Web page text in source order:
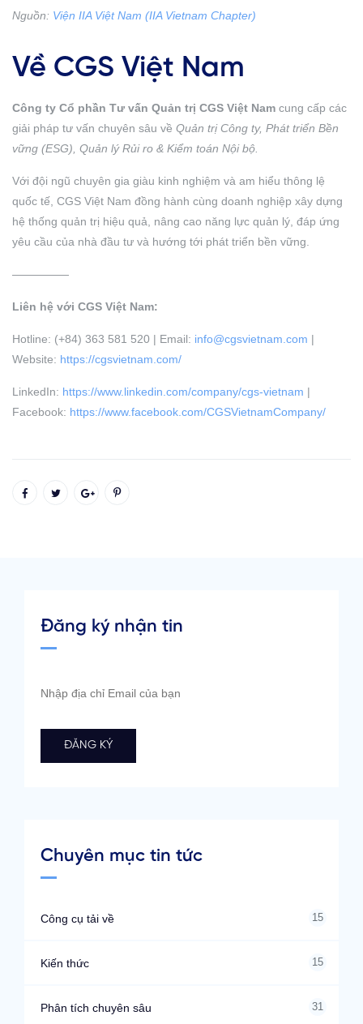
Nguồn: Viện IIA Việt Nam (IIA Vietnam Chapter)
Về CGS Việt Nam
Công ty Cổ phần Tư vấn Quản trị CGS Việt Nam cung cấp các
giải pháp tư vấn chuyên sâu về Quản trị Công ty, Phát triển Bền
vững (ESG), Quản lý Rủi ro & Kiểm toán Nội bộ.
Với đội ngũ chuyên gia giàu kinh nghiệm và am hiểu thông lệ
quốc tế, CGS Việt Nam đồng hành cùng doanh nghiệp xây dựng
hệ thống quản trị hiệu quả, nâng cao năng lực quản lý, đáp ứng
yêu cầu của nhà đầu tư và hướng tới phát triển bền vững.
—————
Liên hệ với CGS Việt Nam:
Hotline: (+84) 363 581 520 | Email: info@cgsvietnam.com |
Website: https://cgsvietnam.com/
LinkedIn: https://www.linkedin.com/company/cgs-vietnam |
Facebook: https://www.facebook.com/CGSVietnamCompany/
Đăng ký nhận tin
Chuyên mục tin tức
Công cụ tải về 15
Kiến thức 15
Phân tích chuyên sâu 31